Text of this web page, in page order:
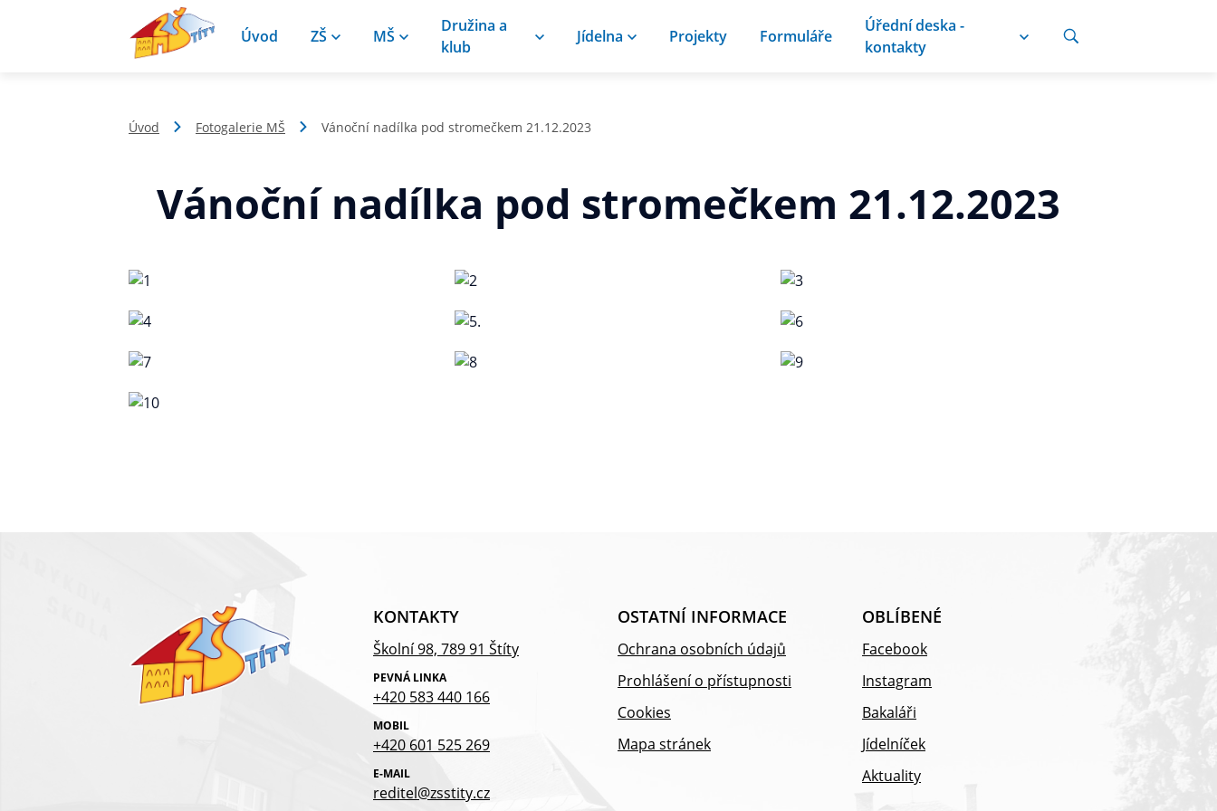
Úvod ZŠ MŠ
Družina a
klub
Jídelna Projekty Formuláře
Úřední deska -
kontakty
Úvod Fotogalerie MŠ Vánoční nadílka pod stromečkem 21.12.2023
Vánoční nadílka pod stromečkem 21.12.2023
KONTAKTY
Školní 98, 789 91 Štíty
PEVNÁ LINKA
+420 583 440 166
MOBIL
+420 601 525 269
E-MAIL
reditel@zsstity.cz
OSTATNÍ INFORMACE
Ochrana osobních údajů
Prohlášení o přístupnosti
Cookies
Mapa stránek
OBLÍBENÉ
Facebook
Instagram
Bakaláři
Jídelníček
Aktuality